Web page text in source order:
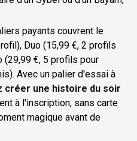
payants couvrent le
Duo (15,99 €, 2 profils
€, 5 profils pour
Avec un palier d'essai à
créer une histoire du soir
à l'inscription, sans carte
magique avant de